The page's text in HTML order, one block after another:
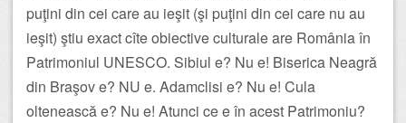
puţini din cei care au ieşit (şi puţini din cei care nu au
ieşit) ştiu exact cîte obiective culturale are România în
Patrimoniul UNESCO. Sibiul e? Nu e! Biserica Neagră
din Braşov e? NU e. Adamclisi e? Nu e! Cula
oltenească e? Nu e! Atunci ce e în acest Patrimoniu?